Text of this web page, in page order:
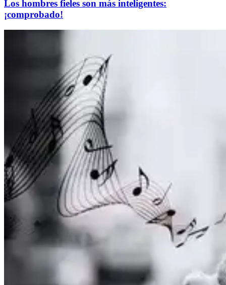
Los hombres fieles son más inteligentes:
¡comprobado!